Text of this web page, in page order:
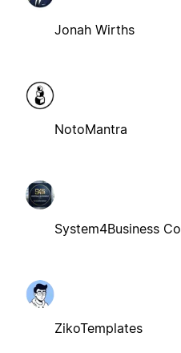
Jonah Wirths
NotoMantra
System4Business Co
ZikoTemplates